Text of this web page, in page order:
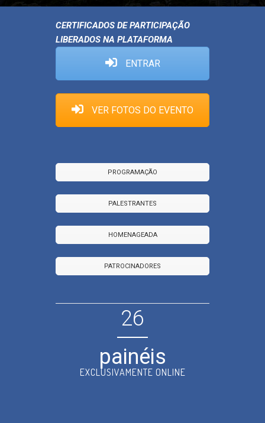
CERTIFICADOS DE PARTICIPAÇÃO
LIBERADOS NA PLATAFORMA
ENTRAR
VER FOTOS DO EVENTO
PROGRAMAÇÃO
PALESTRANTES
HOMENAGEADA
PATROCINADORES
26
painéis
EXCLUSIVAMENTE ONLINE